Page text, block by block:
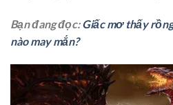
Bạn đang đọc:Giấc mơ thấy
nào may mắn?